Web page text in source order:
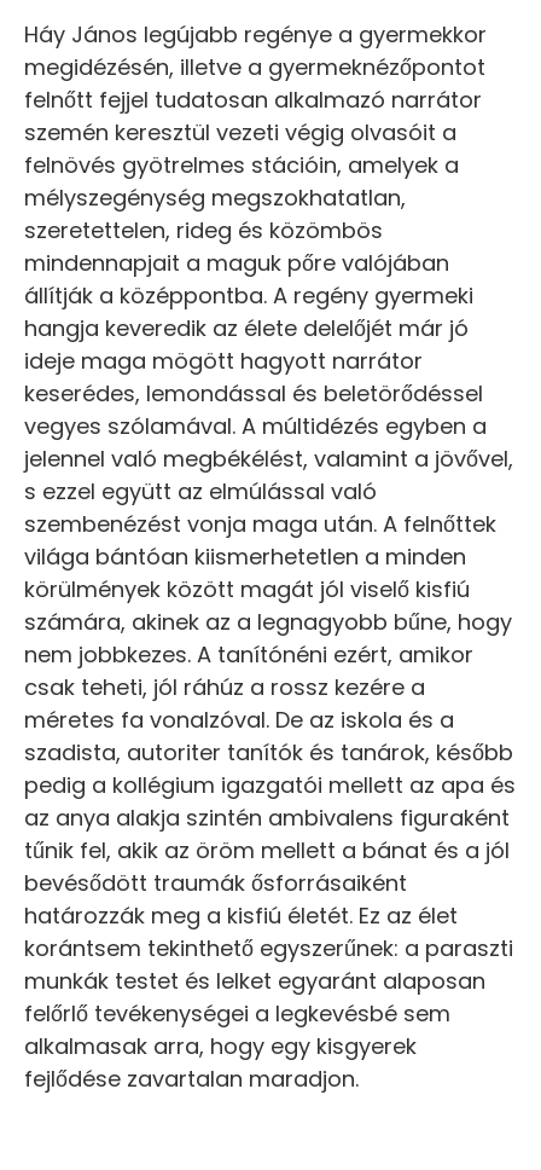
Háy János legújabb regénye a gyermekkor
megidézésén, illetve a gyermeknézőpontot
felnőtt fejjel tudatosan alkalmazó narrátor
szemén keresztül vezeti végig olvasóit a
felnövés gyötrelmes stációin, amelyek a
mélyszegénység megszokhatatlan,
szeretettelen, rideg és közömbös
mindennapjait a maguk pőre valójában
állítják a középpontba. A regény gyermeki
hangja keveredik az élete delelőjét már jó
ideje maga mögött hagyott narrátor
keserédes, lemondással és beletörődéssel
vegyes szólamával. A múltidézés egyben a
jelennel való megbékélést, valamint a jövővel,
s ezzel együtt az elmúlással való
szembenézést vonja maga után. A felnőttek
világa bántóan kiismerhetetlen a minden
körülmények között magát jól viselő kisfiú
számára, akinek az a legnagyobb bűne, hogy
nem jobbkezes. A tanítónéni ezért, amikor
csak teheti, jól ráhúz a rossz kezére a
méretes fa vonalzóval. De az iskola és a
szadista, autoriter tanítók és tanárok, később
pedig a kollégium igazgatói mellett az apa és
az anya alakja szintén ambivalens figuraként
tűnik fel, akik az öröm mellett a bánat és a jól
bevésődött traumák ősforrásaiként
határozzák meg a kisfiú életét. Ez az élet
korántsem tekinthető egyszerűnek: a paraszti
munkák testet és lelket egyaránt alaposan
felőrlő tevékenységei a legkevésbé sem
alkalmasak arra, hogy egy kisgyerek
fejlődése zavartalan maradjon.